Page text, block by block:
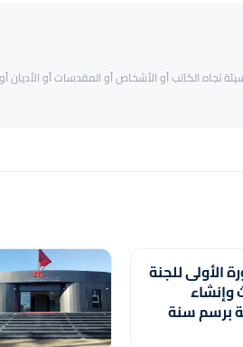
تجاه الكاتب أو الأشخاص أو المقدسات أو الأديان
الأولى للجنة
وإنشاء
برسم سنة